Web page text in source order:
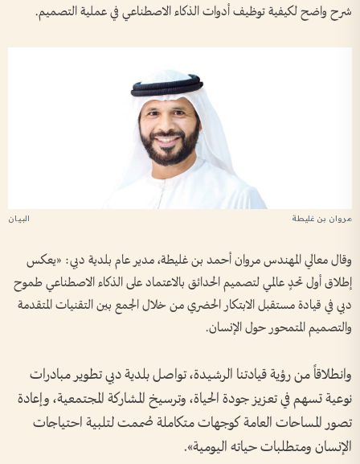
شرح واضح لكيفية توظيف أدوات الذكاء الاصطناعي في عملية التصميم.
مروان بن غليطة
وقال معالي المهندس مروان أحمد بن غليطة، مدير عام بلدية دبي: «يعكس
إطلاق أول تحدٍ عالمي لتصميم الحدائق بالاعتماد على الذكاء الاصطناعي طموح
دبي في قيادة مستقبل الابتكار الحضري من خلال الجمع بين التقنيات المتقدمة
والتصميم المتمحور حول الإنسان.
وانطلاقاً من رؤية قيادتنا الرشيدة، تواصل بلدية دبي تطوير مبادرات
نوعية تسهم في تعزيز جودة الحياة، وترسيخ المشاركة المجتمعية، وإعادة
تصور المساحات العامة كوجهات متكاملة صُممت لتلبية احتياجات
الإنسان ومتطلبات حياته اليومية».